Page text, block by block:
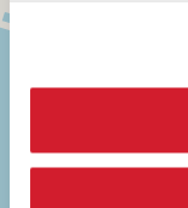
SESTIERE
CASTELLO
30122
VENEZIA